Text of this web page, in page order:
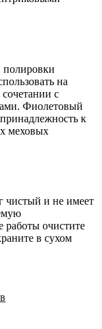
полировки
на
с
Фиолетовый
к
меховых
чистый и не имеет
работы очистите
в сухом